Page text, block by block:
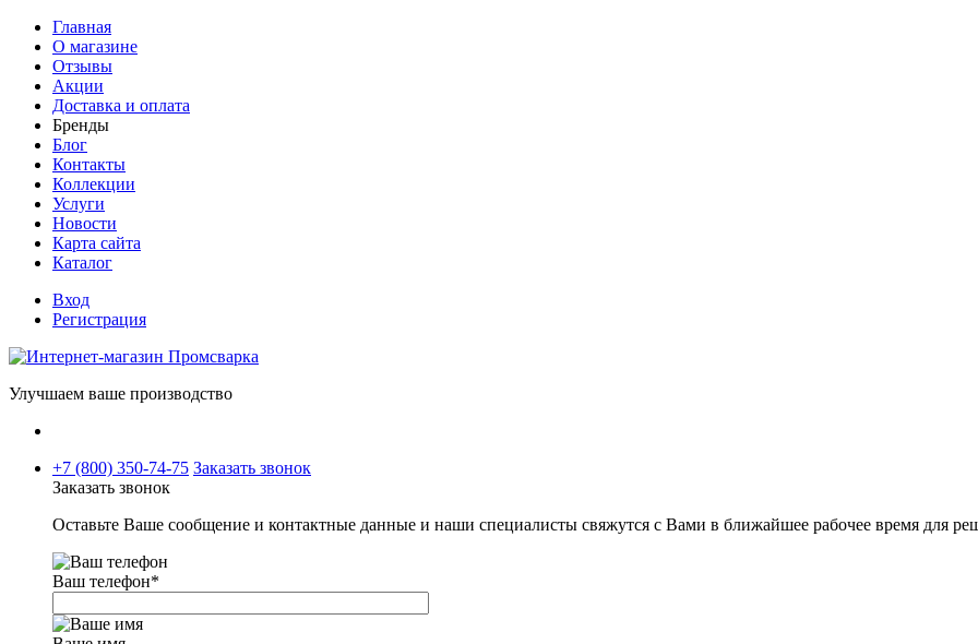
Главная
О магазине
Отзывы
Акции
Доставка и оплата
Бренды
Блог
Контакты
Коллекции
Услуги
Новости
Карта сайта
Каталог
Вход
Регистрация
Улучшаем ваше производство
+7 (800) 350-74-75 Заказать звонок
Заказать звонок
Оставьте Ваше сообщение и контактные данные и наши специалисты свяжутся с Вами в ближайшее рабочее время для
Ваш телефон*